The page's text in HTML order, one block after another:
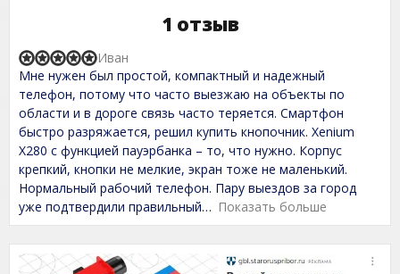
1 отзыв
R
a
t
d
5
,
0
o
u
t
5
Мне нужен был простой, компактный и надежный
телефон, потому что часто выезжаю на объекты по
области и в дороге связь часто теряется. Смартфон
быстро разряжается, решил купить кнопочник. Xenium
X280 с функцией пауэрбанка – то, что нужно. Корпус
крепкий, кнопки не мелкие, экран тоже не маленький.
Нормальный рабочий телефон. Пару выездов за город
уже подтвердили правильный
Показать больше
Иван